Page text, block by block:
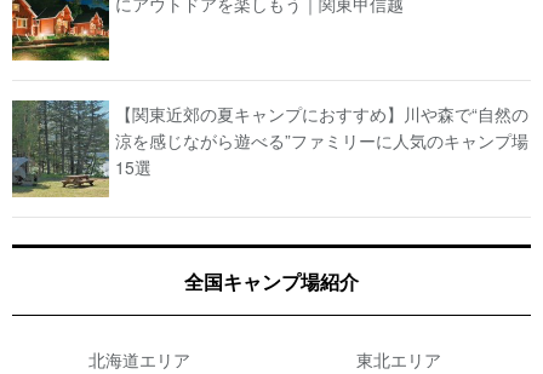
【関東近郊の夏キャンプにおすすめ】川や森で“自然の
涼を感じながら遊べる”ファミリーに人気のキャンプ場
15選
全国キャンプ場紹介
北海道エリア 東北エリア